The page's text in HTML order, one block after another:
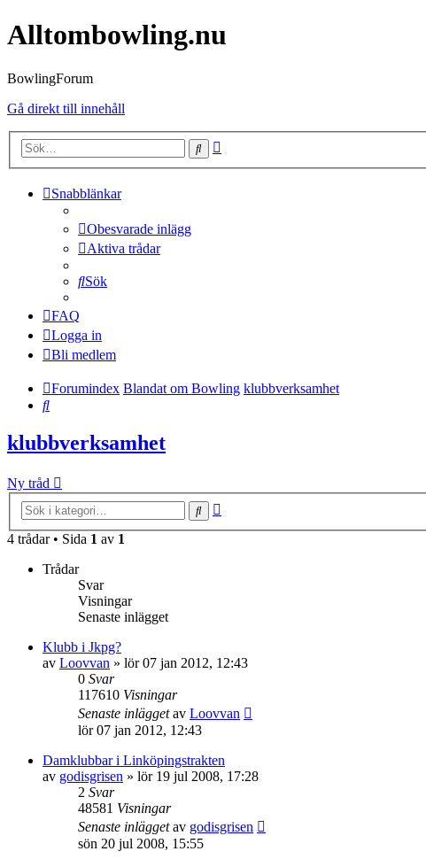
Alltombowling.nu
BowlingForum
Gå direkt till innehåll
Sök
Snabblänkar
Obesvarade inlägg
Aktiva trådar
Sök
FAQ
Logga in
Bli medlem
Forumindex Blandat om Bowling klubbverksamhet
Sök
klubbverksamhet
Ny tråd
Sök
4 trådar • Sida 1 av 1
Trådar
Svar
Visningar
Senaste inlägget
Klubb i Jkpg?
av Loovvan » lör 07 jan 2012, 12:43
0 Svar
117610 Visningar
Senaste inläggetav Loovvan
lör 07 jan 2012, 12:43
Damklubbar i Linköpingstrakten
av godisgrisen » lör 19 jul 2008, 17:28
2 Svar
48581 Visningar
Senaste inläggetav godisgrisen
sön 20 jul 2008, 15:55